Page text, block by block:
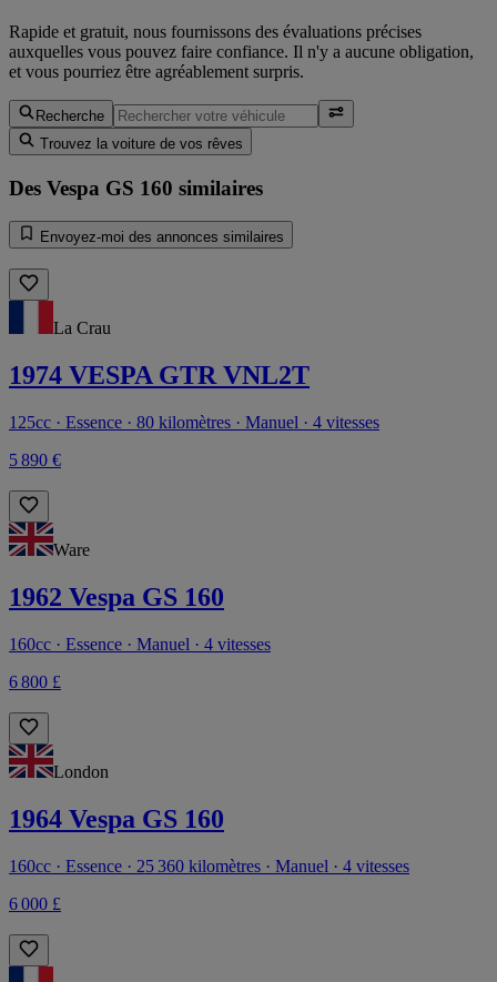
Rapide et gratuit, nous fournissons des évaluations précises
auxquelles vous pouvez faire confiance. Il n'y a aucune obligation,
et vous pourriez être agréablement surpris.
Recherche
Trouvez la voiture de vos rêves
Des Vespa GS 160 similaires
Envoyez-moi des annonces similaires
La Crau
1974 VESPA GTR VNL2T
125cc · Essence · 80 kilomètres · Manuel · 4 vitesses
5 890 €
Ware
1962 Vespa GS 160
160cc · Essence · Manuel · 4 vitesses
6 800 £
London
1964 Vespa GS 160
160cc · Essence · 25 360 kilomètres · Manuel · 4 vitesses
6 000 £